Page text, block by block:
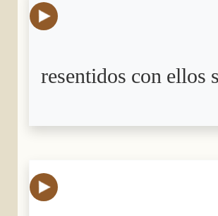
resentidos con